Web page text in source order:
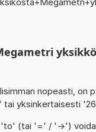
nopeasti, on
' tai yksinkertaisesti '26
'to' (tai '=' / '->')